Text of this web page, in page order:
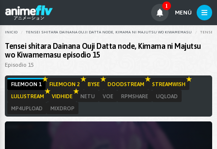
1
MENÚ
INICIO TENSEI SHITARA DAINANA OUJI DATTA NODE, KIMAMA NI MAJUTSU WO KIWAMEMASU TENSEI
Tensei shitara Dainana Ouji Datta node, Kimama ni Majutsu
wo Kiwamemasu episodio 15
Episodio 15
FILEMOON 1 FILEMOON 2 BYSE DOODSTREAM STREAMWISH
LULUSTREAM VIDHIDE NETU VOE RPMSHARE UQLOAD
MP4UPLOAD MIXDROP